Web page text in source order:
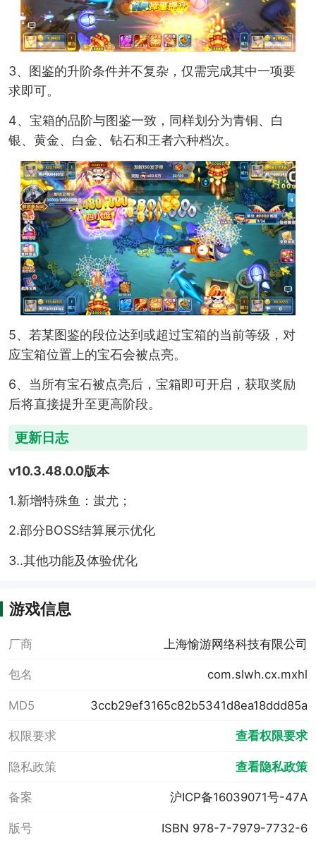
3、图鉴的升阶条件并不复杂，仅需完成其中一项要
求即可。
4、宝箱的品阶与图鉴一致，同样划分为青铜、白
银、黄金、白金、钻石和王者六种档次。
5、若某图鉴的段位达到或超过宝箱的当前等级，对
应宝箱位置上的宝石会被点亮。
6、当所有宝石被点亮后，宝箱即可开启，获取奖励
后将直接提升至更高阶段。
更新日志
v10.3.48.0.0版本
1.新增特殊鱼：蚩尤；
2.部分BOSS结算展示优化
3..其他功能及体验优化
游戏信息
厂商 上海愉游网络科技有限公司
包名 com.slwh.cx.mxhl
MD5 3ccb29ef3165c82b5341d8ea18ddd85a
权限要求 查看权限要求
隐私政策 查看隐私政策
备案 沪ICP备16039071号-47A
版号 ISBN 978-7-7979-7732-6